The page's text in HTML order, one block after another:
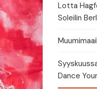
Muut
Lotta
Soleilin
Dance